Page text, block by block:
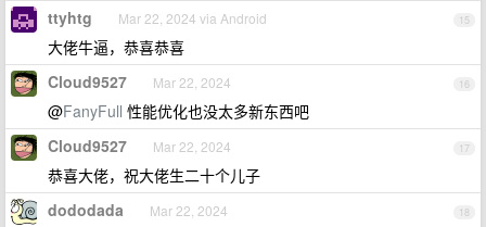
15
ttyhtg Mar 22, 2024 via Android
大佬牛逼，恭喜恭喜
16
Cloud9527 Mar 22, 2024
@FanyFull 性能优化也没太多新东西吧
17
Cloud9527 Mar 22, 2024
恭喜大佬，祝大佬生二十个儿子
18
dododada Mar 22, 2024